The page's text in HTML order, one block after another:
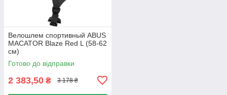
Велошлем спортивный ABUS
MACATOR Blaze Red L (58-62
см)
Готово до відправки
2 383,50 ₴ 3 178 ₴